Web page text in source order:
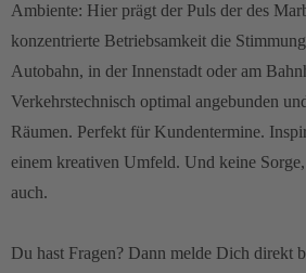
Ambiente: Hier prägt der Puls der des
konzentrierte Betriebsamkeit die
Autobahn, in der Innenstadt oder am
Verkehrstechnisch optimal angebunden
Räumen. Perfekt für Kundentermine.
einem kreativen Umfeld. Und keine
auch.
Du hast Fragen? Dann melde Dich direkt